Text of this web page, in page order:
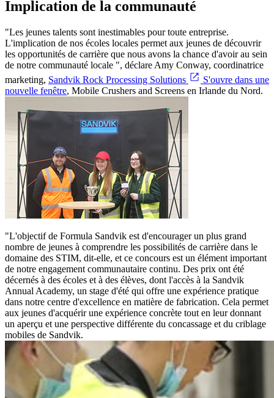
Implication de la communauté
"Les jeunes talents sont inestimables pour toute entreprise.
L'implication de nos écoles locales permet aux jeunes de découvrir
les opportunités de carrière que nous avons la chance d'avoir au sein
de notre communauté locale ", déclare Amy Conway, coordinatrice
marketing, Sandvik Rock Processing Solutions
S'ouvre dans une
nouvelle fenêtre, Mobile Crushers and Screens en Irlande du Nord.
"L'objectif de Formula Sandvik est d'encourager un plus grand
nombre de jeunes à comprendre les possibilités de carrière dans le
domaine des STIM, dit-elle, et ce concours est un élément important
de notre engagement communautaire continu. Des prix ont été
décernés à des écoles et à des élèves, dont l'accès à la Sandvik
Annual Academy, un stage d'été qui offre une expérience pratique
dans notre centre d'excellence en matière de fabrication. Cela permet
aux jeunes d'acquérir une expérience concrète tout en leur donnant
un aperçu et une perspective différente du concassage et du criblage
mobiles de Sandvik.